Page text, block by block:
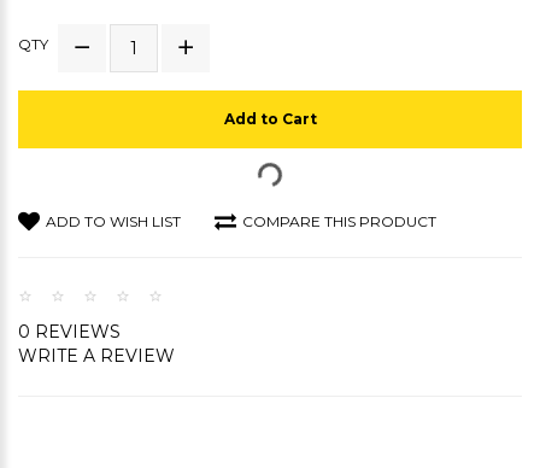
QTY
Add to Cart
ADD TO WISH LIST COMPARE THIS PRODUCT
0 REVIEWS
WRITE A REVIEW